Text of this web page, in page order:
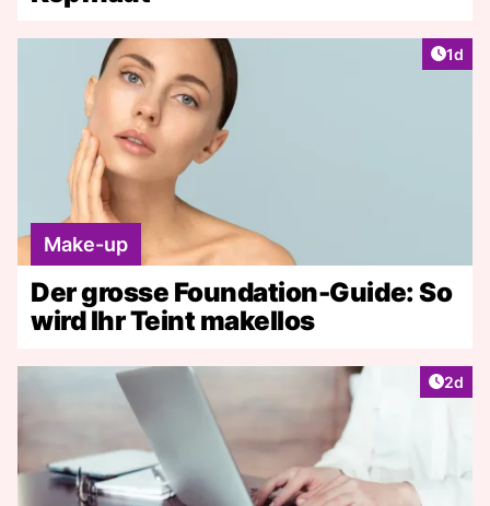
1d
Make-up
Der grosse Foundation-Guide: So
wird Ihr Teint makellos
2d